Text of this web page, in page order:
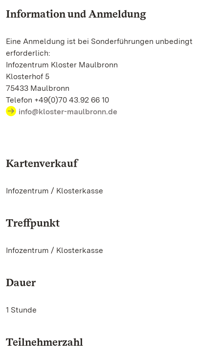
Information und Anmeldung
Eine Anmeldung ist bei Sonderführungen unbedingt
erforderlich:
Infozentrum Kloster Maulbronn
Klosterhof 5
75433 Maulbronn
Telefon +49(0)70 43.92 66 10
info@kloster-maulbronn.de
Kartenverkauf
Infozentrum / Klosterkasse
Treffpunkt
Infozentrum / Klosterkasse
Dauer
1 Stunde
Teilnehmerzahl